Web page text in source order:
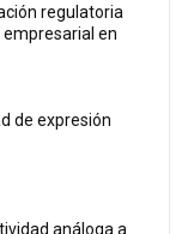
regulatoria
en
de expresión
análoga a